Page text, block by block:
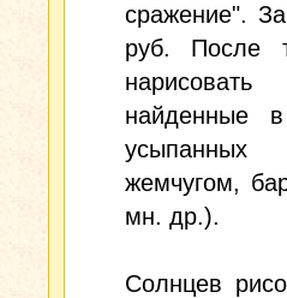
сражение".
руб. После
найденные
усыпанных
жемчугом,
мн. др.).
Солнцев